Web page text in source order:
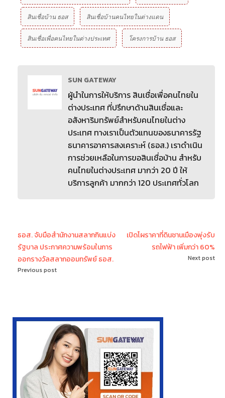
สินเชื่อบ้าน ธอส สินเชื่อบ้านคนไทยในต่างแดน
สินเชื่อเพื่อคนไทยในต่างประเทศ โครงการบ้าน ธอส
SUN GATEWAY
ผู้นำในการให้บริการ สินเชื่อเพื่อคนไทยใน
ต่างประเทศ ที่ปรึกษาด้านสินเชื่อและ
อสังหาริมทรัพย์สำหรับคนไทยในต่าง
ประเทศ ทางเราเป็นตัวแทนของธนาคารรัฐ
ธนาคารอาคารสงเคราะห์ (ธอส.) เราดำเนิน
การช่วยเหลือในการขอสินเชื่อบ้าน สำหรับ
คนไทยในต่างประเทศ มากว่า 20 ปี ให้
บริการลูกค้า มากกว่า 120 ประเทศทั่วโลก
ธอส. จับมือสำนักงานสลากกินแบ่ง
รัฐบาล ประกาศความพร้อมในการ
ออกรางวัลสลากออมทรัพย์ ธอส.
Previous post
เปิดโผราคาที่ดินชานเมืองพุ่งรับ
รถไฟฟ้า เพิ่มกว่า 60%
Next post